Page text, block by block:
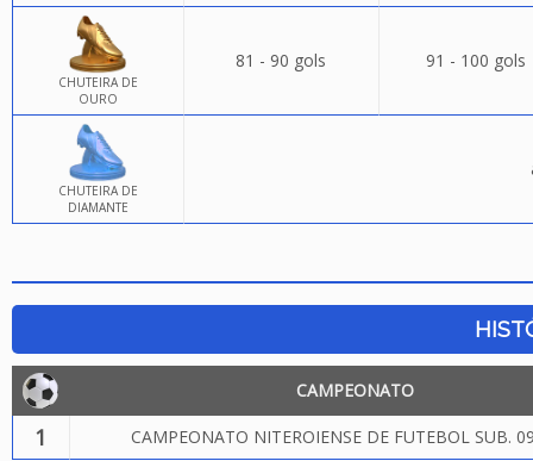
CHUTEIRA DE
OURO
81 - 90 gols 91 - 100 gols
CHUTEIRA DE
DIAMANTE
CAMPEONATO
1 CAMPEONATO NITEROIENSE DE FUTEBOL SUB.